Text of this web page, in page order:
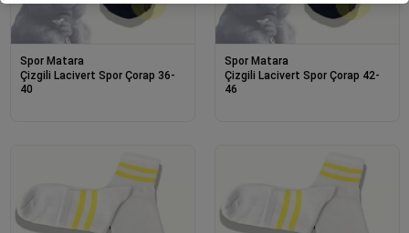
Spor Matara
Çizgili Lacivert Spor Çorap 36-
40
Spor Matara
Çizgili Lacivert Spor Çorap 42-
46